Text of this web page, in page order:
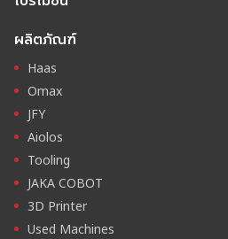
ผลิตภัณฑ์
Haas
Omax
JFY
Aiolos
Tooling
JAKA COBOT
3D Printer
Used Machines